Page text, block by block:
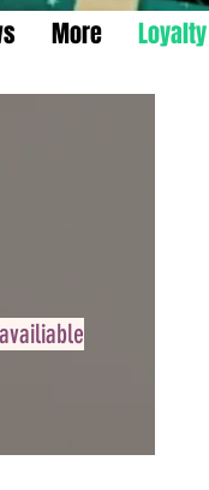
More Loyalty